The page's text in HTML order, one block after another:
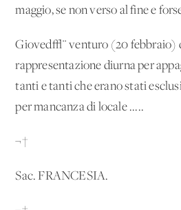
maggio, se non verso al fine e
Gioved√¨ venturo (20 febbraio)
rappresentazione diurna per
tanti e tanti che erano stati
per mancanza di locale .....
¬†
Sac. FRANCESIA.